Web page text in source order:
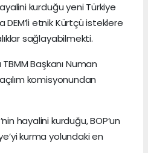
kurduğu yeni Türkiye
etnik Kürtçü isteklere
sağlayabilmekti.
Başkanı Numan
komisyonundan
hayalini kurduğu, BOP’un
kurma yolundaki en